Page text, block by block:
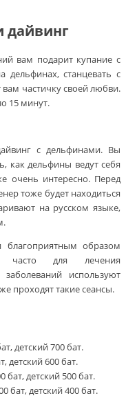
дайвинг
вам подарит купание с
дельфинах, станцевать с
частичку своей любви.
15 минут.
с дельфинами. Вы
как дельфины ведут себя
очень интересно. Перед
тоже будет находиться
на русском языке,
образом
часто для лечения
используют
проходят такие сеансы.
детский 700 бат.
детский 600 бат.
бат, детский 500 бат.
бат, детский 400 бат.